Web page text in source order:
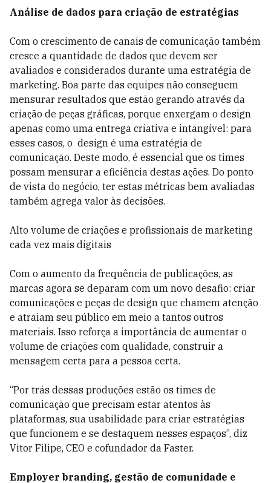
Análise de dados para criação de estratégias
Com o crescimento de canais de comunicação também
cresce a quantidade de dados que devem ser
avaliados e considerados durante uma estratégia de
marketing. Boa parte das equipes não conseguem
mensurar resultados que estão gerando através da
criação de peças gráficas, porque enxergam o design
apenas como uma entrega criativa e intangível: para
esses casos, o design é uma estratégia de
comunicação. Deste modo, é essencial que os times
possam mensurar a eficiência destas ações. Do ponto
de vista do negócio, ter estas métricas bem avaliadas
também agrega valor às decisões.
Alto volume de criações e profissionais de marketing
cada vez mais digitais
Com o aumento da frequência de publicações, as
marcas agora se deparam com um novo desafio: criar
comunicações e peças de design que chamem atenção
e atraiam seu público em meio a tantos outros
materiais. Isso reforça a importância de aumentar o
volume de criações com qualidade, construir a
mensagem certa para a pessoa certa.
“Por trás dessas produções estão os times de
comunicação que precisam estar atentos às
plataformas, sua usabilidade para criar estratégias
que funcionem e se destaquem nesses espaços”, diz
Vitor Filipe, CEO e cofundador da Faster.
Employer branding, gestão de comunidade e